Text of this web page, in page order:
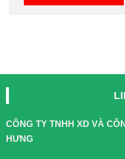
CÔNG TY TNHH XD VÀ
HƯNG